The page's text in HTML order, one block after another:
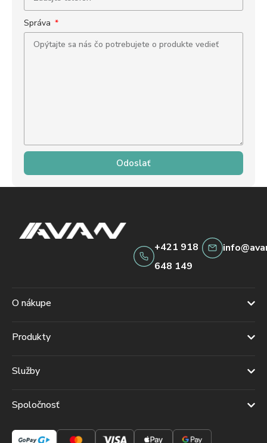
Správa
Odoslať
+421 918
648 149
O nákupe
Produkty
Služby
Spoločnosť